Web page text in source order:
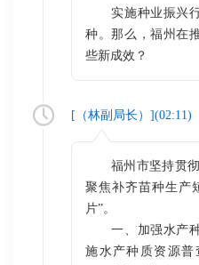
实施种业振兴
种。那么，福州在
些新成效？
[（林副局长 ）](02:11)
福州市坚持贯
聚焦补齐苗种生产
片”。
一、加强水产种
施水产种质资源普